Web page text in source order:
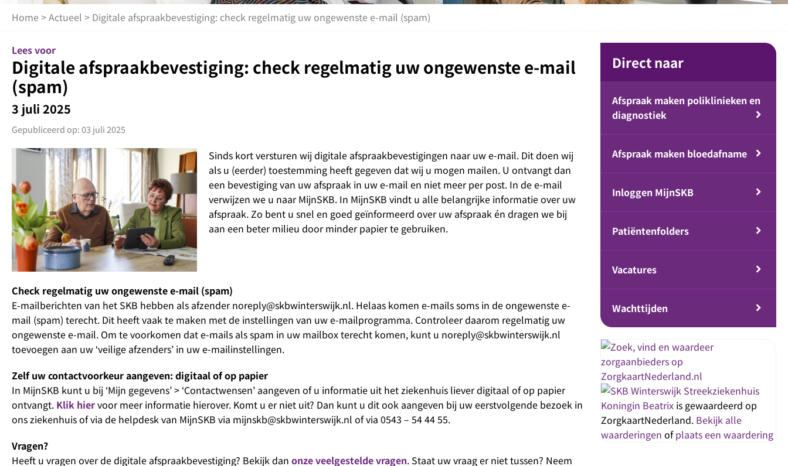
Home >Actueel > Digitale afspraakbevestiging: check regelmatig uw ongewenste e-mail (spam)
Lees voor
Digitale afspraakbevestiging: check regelmatig uw ongewenste e-mail
(spam)
3 juli 2025
Gepubliceerd op: 03 juli 2025
Sinds kort versturen wij digitale afspraakbevestigingen naar uw e-mail. Dit doen wij
als u (eerder) toestemming heeft gegeven dat wij u mogen mailen. U ontvangt dan
een bevestiging van uw afspraak in uw e-mail en niet meer per post. In de e-mail
verwijzen we u naar MijnSKB. In MijnSKB vindt u alle belangrijke informatie over uw
afspraak. Zo bent u snel en goed geïnformeerd over uw afspraak én dragen we bij
aan een beter milieu door minder papier te gebruiken.
Check regelmatig uw ongewenste e-mail (spam)
E-mailberichten van het SKB hebben als afzender noreply@skbwinterswijk.nl. Helaas komen e-mails soms in de ongewenste e-
mail (spam) terecht. Dit heeft vaak te maken met de instellingen van uw e-mailprogramma. Controleer daarom regelmatig uw
ongewenste e-mail. Om te voorkomen dat e-mails als spam in uw mailbox terecht komen, kunt u noreply@skbwinterswijk.nl
toevoegen aan uw ‘veilige afzenders’ in uw e-mailinstellingen.
Zelf uw contactvoorkeur aangeven: digitaal of op papier
In MijnSKB kunt u bij ‘Mijn gegevens’ > ‘Contactwensen’ aangeven of u informatie uit het ziekenhuis liever digitaal of op papier
ontvangt. Klik hiervoor meer informatie hierover. Komt u er niet uit? Dan kunt u dit ook aangeven bij uw eerstvolgende bezoek in
ons ziekenhuis of via de helpdesk van MijnSKB via mijnskb@skbwinterswijk.nl of via 0543 – 54 44 55.
Vragen?
Heeft u vragen over de digitale afspraakbevestiging? Bekijk dan onze veelgestelde vragen. Staat uw vraag er niet tussen? Neem
Direct naar
Afspraak maken poliklinieken en
diagnostiek
Afspraak maken bloedafname
Inloggen MijnSKB
Patiëntenfolders
Vacatures
Wachttijden
Streekziekenhuis
Koningin Beatrix is gewaardeerd op
ZorgkaartNederland. Bekijk alle
waarderingen ofplaats een waardering